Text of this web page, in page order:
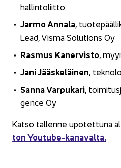
hal­lin­to­liit­to
Jarmo An­na­la,
Lead, Visma So­lu­tions Oy
Ras­mus Ka­ner­vis­to,
Jani Jääs­ke­läi­nen,
Sanna Var­pu­ka­ri,
gence Oy
Katso tal­len­ne upo­tet­tu­na
ton Youtube-​kanavalta.